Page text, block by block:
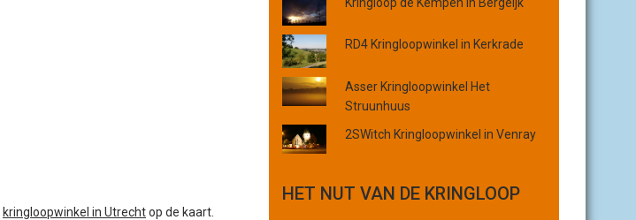
kringloopwinkel in Utrechtop de kaart.
c
i
e
o
f
o
r
g
i
RD4 Kringloopwinkel in Kerkrade
Asser Kringloopwinkel Het
Struunhuus
2SWitch Kringloopwinkel in Venray
HET NUT VAN DE KRINGLOOP